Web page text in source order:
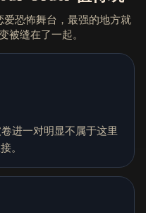
恐怖舞台，最强的地方就
被缝在了一起。
进一对明显不属于这里
。